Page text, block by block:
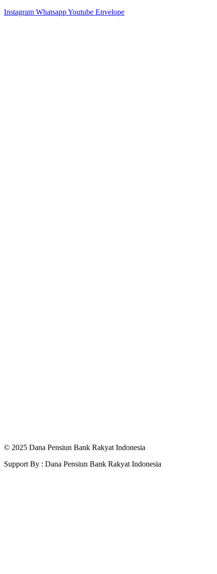
Instagram WhatsappYoutube Envelope
© 2025 Dana Pensiun Bank Rakyat Indonesia
Support By : Dana Pensiun Bank Rakyat Indonesia